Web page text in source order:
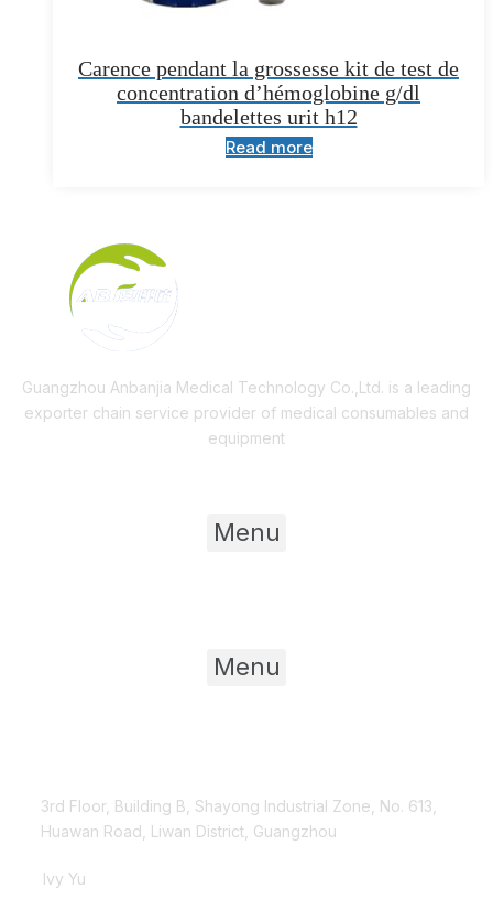
Carence pendant la grossesse kit de test de
concentration d’hémoglobine g/dl
bandelettes urit h12
Read more
Guangzhou Anbanjia Medical Technology Co.,Ltd. is a leading
exporter chain service provider of medical consumables and
equipment
Menu
Menu
3rd Floor, Building B, Shayong Industrial Zone, No. 613,
Huawan Road, Liwan District, Guangzhou
Ivy Yu